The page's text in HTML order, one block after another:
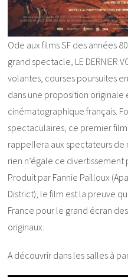
Ode aux films SF des années
grand spectacle, LE DERNIER
volantes, courses poursuites
dans une proposition originale
cinématographique français.
spectaculaires, ce premier
rappellera aux spectateurs
rien n’égale ce divertissement
Produit par Fannie Pailloux
District), le film est la preuve
France pour le grand écran
originaux.
A découvrir dans les salles à